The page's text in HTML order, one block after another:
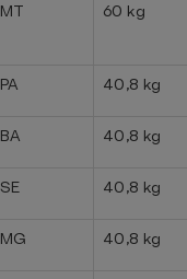
MT 60 kg
PA 40,8 kg
BA 40,8 kg
SE 40,8 kg
MG 40,8 kg